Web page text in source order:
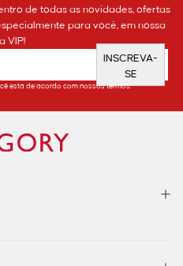
de todas as novidades, ofertas
para você, em nossa
VIP!
INSCREVA-
SE
está de acordo com nossos termos.